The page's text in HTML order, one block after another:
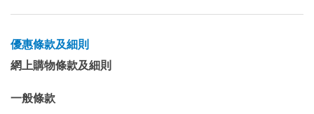
優惠條款及細則
網上購物條款及細則
一般條款